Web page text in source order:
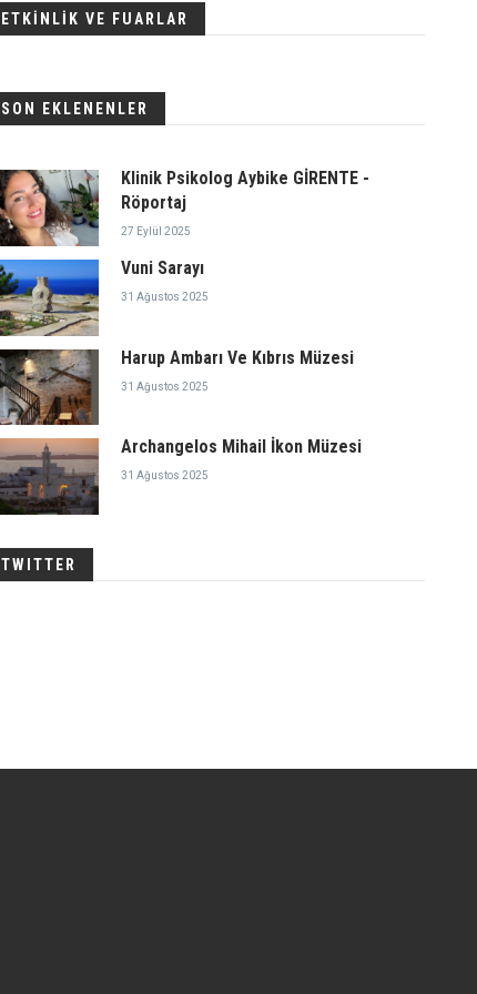
ETKİNLİK VE FUARLAR
SON EKLENENLER
Klinik Psikolog Aybike GİRENTE -
Röportaj
27 Eylül 2025
Vuni Sarayı
31 Ağustos 2025
Harup Ambarı Ve Kıbrıs Müzesi
31 Ağustos 2025
Archangelos Mihail İkon Müzesi
31 Ağustos 2025
TWITTER